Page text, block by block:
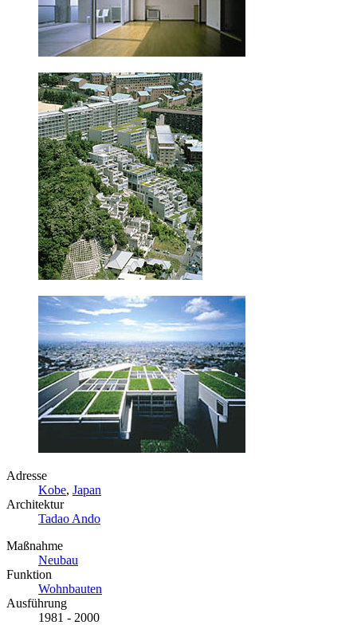
Adresse
Kobe, Japan
Architektur
Tadao Ando
Maßnahme
Neubau
Funktion
Wohnbauten
Ausführung
1981 - 2000